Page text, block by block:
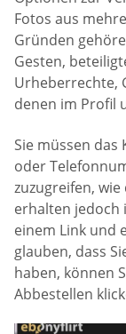
Fotos aus
Gründen
Gesten,
Urheberrechte,
denen im Profil
Sie müssen
oder
zuzugreifen,
erhalten jedoch
einem Link und
glauben, dass
haben, können
Abbestellen